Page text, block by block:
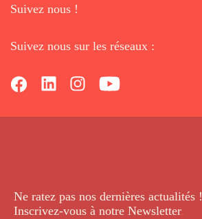
Suivez nous !
Suivez nous sur les réseaux :
Ne ratez pas nos dernières actualités !
Inscrivez-vous à notre Newsletter.